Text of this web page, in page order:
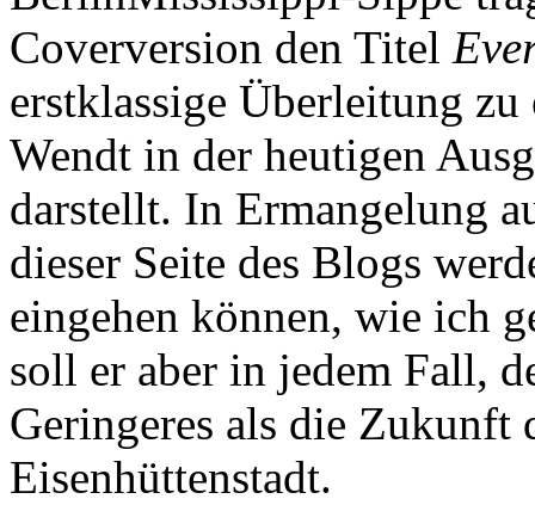
Coverversion den Titel
erstklassige Überleitung
Wendt in der heutigen
darstellt. In Ermangelung
dieser Seite des Blogs
eingehen können, wie ich
soll er aber in jedem Fall,
Geringeres als die Zukunft
Eisenhüttenstadt.